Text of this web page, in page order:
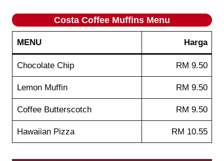
Costa Coffee Muffins Menu
MENU Harga
Chocolate Chip RM 9.50
Lemon Muffin RM 9.50
Coffee Butterscotch RM 9.50
Hawaiian Pizza RM 10.55